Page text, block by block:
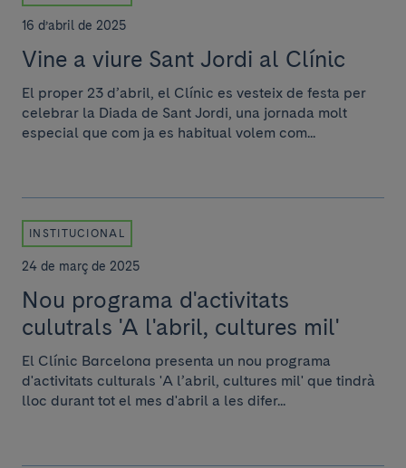
16 d’abril de 2025
Vine a viure Sant Jordi al Clínic
El proper 23 d’abril, el Clínic es vesteix de festa per
celebrar la Diada de Sant Jordi, una jornada molt
especial que com ja es habitual volem com...
INSTITUCIONAL
24 de març de 2025
Nou programa d'activitats
culutrals 'A l'abril, cultures mil'
El Clínic Barcelona presenta un nou programa
d'activitats culturals 'A l’abril, cultures mil' que tindrà
lloc durant tot el mes d'abril a les difer...